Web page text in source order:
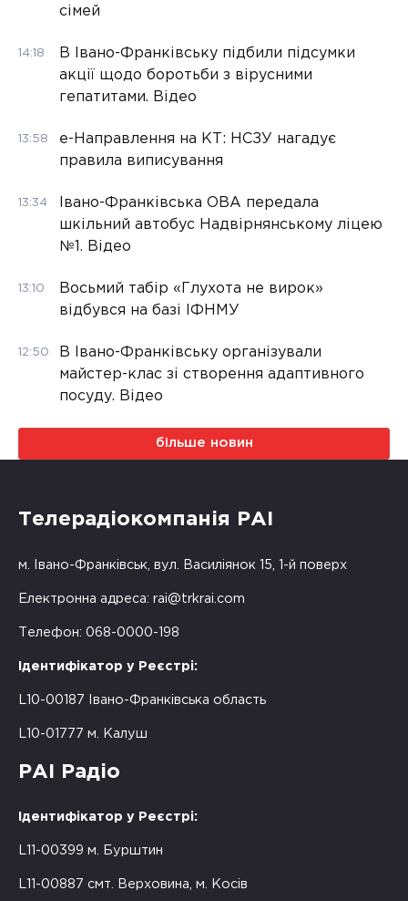
сімей
14:18
В Івано-Франківську підбили підсумки
акції щодо боротьби з вірусними
гепатитами. Відео
13:58
е-Направлення на КТ: НСЗУ нагадує
правила виписування
13:34
Івано-Франківська ОВА передала
шкільний автобус Надвірнянському ліцею
№1. Відео
13:10
Восьмий табір «Глухота не вирок»
відбувся на базі ІФНМУ
12:50
В Івано-Франківську організували
майстер-клас зі створення адаптивного
посуду. Відео
більше новин
Телерадіокомпанія РАІ
м. Івано-Франківськ, вул. Василіянок 15, 1-й поверх
Електронна адреса: rai@trkrai.com
Телефон: 068-0000-198
Ідентифікатор у Реєстрі:
L10-00187 Івано-Франківська область
L10-01777 м. Калуш
РАІ Радіо
Ідентифікатор у Реєстрі:
L11-00399 м. Бурштин
L11-00887 смт. Верховина, м. Косів